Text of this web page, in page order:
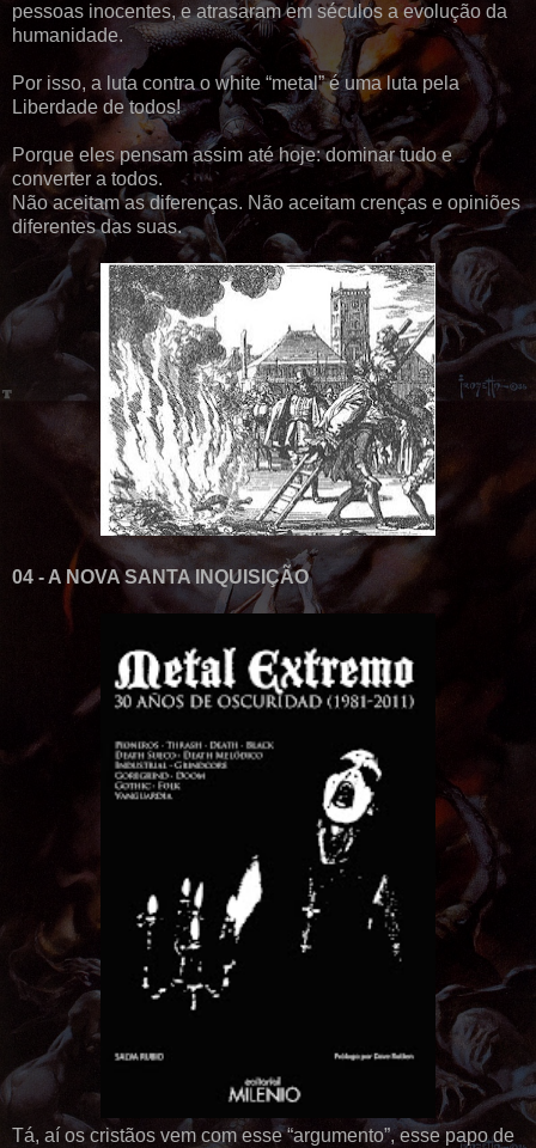
pessoas inocentes, e atrasaram em séculos a evolução da
humanidade.
Por isso, a luta contra o white “metal” é uma luta pela
Liberdade de todos!
Porque eles pensam assim até hoje: dominar tudo e
converter a todos.
Não aceitam as diferenças. Não aceitam crenças e opiniões
diferentes das suas.
04 - A NOVA SANTA INQUISIÇÃO
Tá, aí os cristãos vem com esse “argumento”, esse papo de